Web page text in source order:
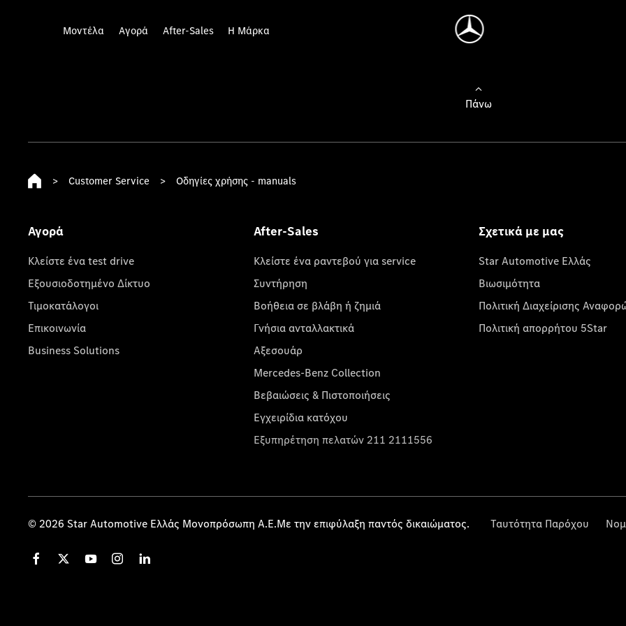
Μοντέλα Αγορά After-Sales Η Μάρκα
Πάνω
> Customer Service > Οδηγίες χρήσης - manuals
Αγορά
Κλείστε ένα test drive
Εξουσιοδοτημένο Δίκτυο
Τιμοκατάλογοι
Επικοινωνία
Business Solutions
After-Sales
Κλείστε ένα ραντεβού για service
Συντήρηση
Βοήθεια σε βλάβη ή ζημιά
Γνήσια ανταλλακτικά
Αξεσουάρ
Mercedes-Benz Collection
Βεβαιώσεις & Πιστοποιήσεις
Εγχειρίδια κατόχου
Εξυπηρέτηση πελατών 211 2111556
Σχετικά με μας
Star Automotive Ελλάς
Βιωσιμότητα
Πολιτική Διαχείρισης
Πολιτική απορρήτου 5Star
© 2026 Star Automotive Ελλάς Μονοπρόσωπη Α.Ε.Με την επιφύλαξη παντός δικαιώματος. Ταυτότητα Παρόχου